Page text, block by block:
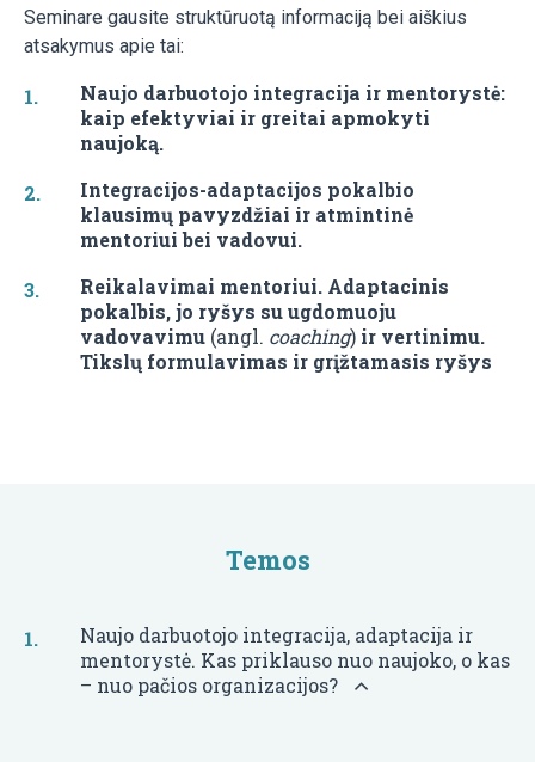
Seminare gausite struktūruotą informaciją bei aiškius
atsakymus apie tai:
Naujo darbuotojo integracija ir mentorystė:
kaip efektyviai ir greitai apmokyti
naujoką.
Integracijos-adaptacijos pokalbio
klausimų pavyzdžiai ir atmintinė
mentoriui bei vadovui.
Reikalavimai mentoriui. Adaptacinis
pokalbis, jo ryšys su ugdomuoju
vadovavimu (angl. coaching) ir vertinimu.
Tikslų formulavimas ir grįžtamasis ryšys
Temos
Naujo darbuotojo integracija, adaptacija ir
mentorystė. Kas priklauso nuo naujoko, o kas
– nuo pačios organizacijos?